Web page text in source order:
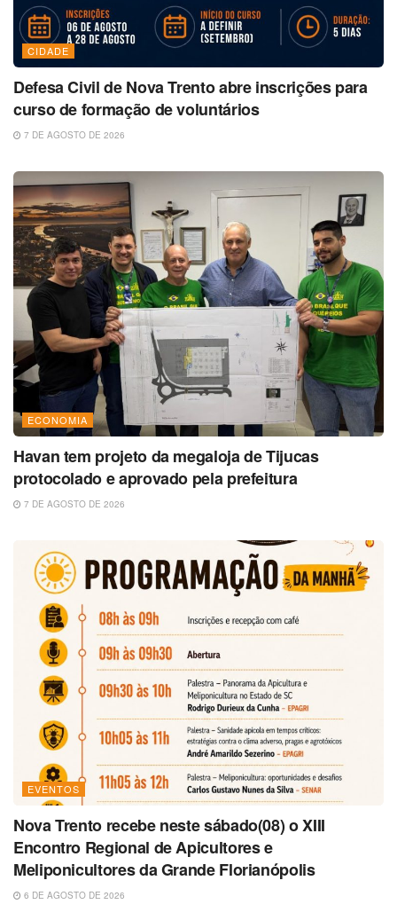
CIDADE
Defesa Civil de Nova Trento abre inscrições para
curso de formação de voluntários
7 DE AGOSTO DE 2026
ECONOMIA
Havan tem projeto da megaloja de Tijucas
protocolado e aprovado pela prefeitura
7 DE AGOSTO DE 2026
EVENTOS
Nova Trento recebe neste sábado(08) o XIII
Encontro Regional de Apicultores e
Meliponicultores da Grande Florianópolis
6 DE AGOSTO DE 2026